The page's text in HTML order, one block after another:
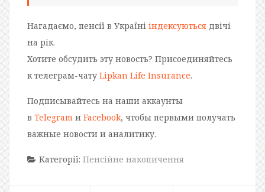
Нагадаємо, пенсії в Україні індексуються двічі
на рік.
Хотите обсудить эту новость? Присоединяйтесь
к телеграм-чату Lipkan Life Insurance.
Подписывайтесь на наши аккаунты
в Telegram и Facebook, чтобы первыми получать
важные новости и аналитику.
Категорії: Пенсійне накопичення